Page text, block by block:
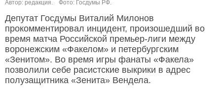
Автор: редакция.
Фото: Госдумы РФ.
Депутат Госдумы Виталий Милонов
прокомментировал инцидент, произошедший во
время матча Российской премьер-лиги между
воронежским «Факелом» и петербургским
«Зенитом». Во время игры фанаты «Факела»
позволили себе расистские выкрики в адрес
полузащитника «Зенита» Вендела.